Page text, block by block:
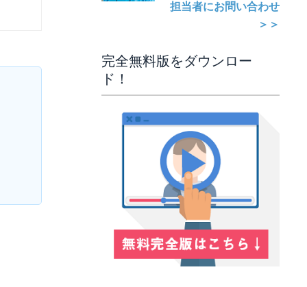
担当者にお問い合わせ
＞＞
完全無料版をダウンロー
ド！